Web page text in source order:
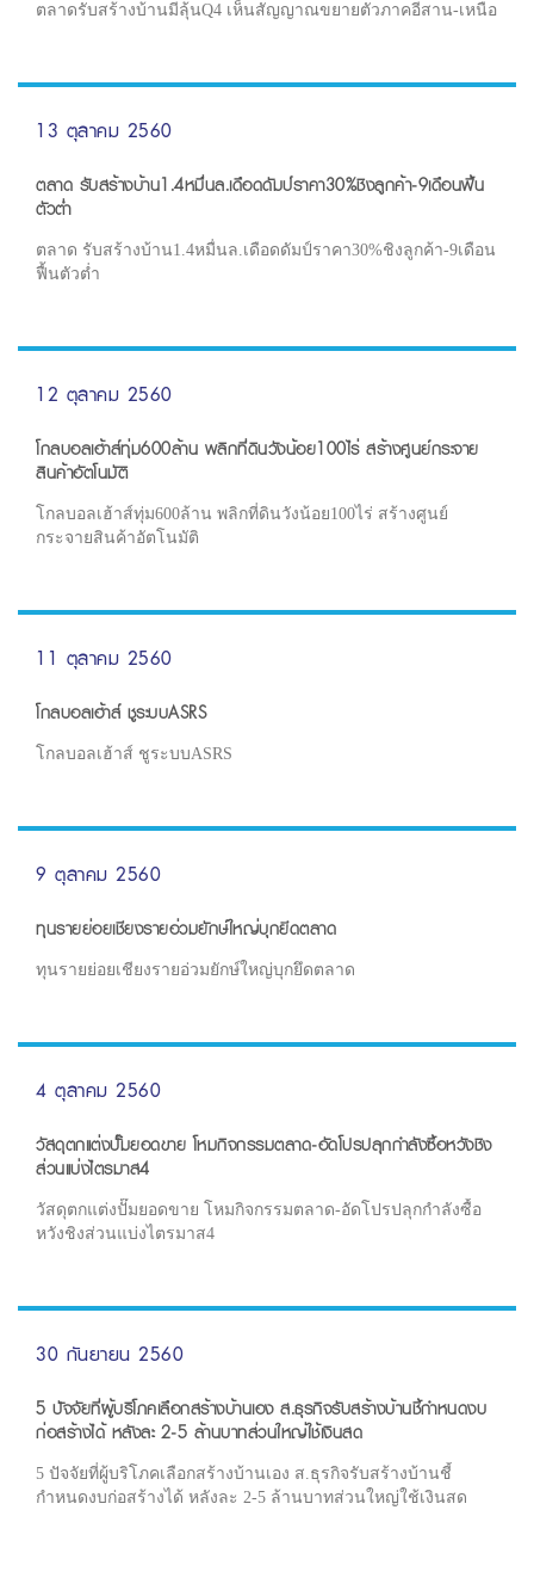
ตลาดรับสร้างบ้านมีลุ้นQ4 เห็นสัญญาณขยายตัวภาคอีสาน-เหนือ
13 ตุลาคม 2560
ตลาด รับสร้างบ้าน1.4หมื่นล.เดือดดัมป์ราคา30%ชิงลูกค้า-9เดือนฟื้น
ตัวต่ำ
ตลาด รับสร้างบ้าน1.4หมื่นล.เดือดดัมป์ราคา30%ชิงลูกค้า-9เดือน
ฟื้นตัวต่ำ
12 ตุลาคม 2560
โกลบอลเฮ้าส์ทุ่ม600ล้าน พลิกที่ดินวังน้อย100ไร่ สร้างศูนย์กระจาย
สินค้าอัตโนมัติ
โกลบอลเฮ้าส์ทุ่ม600ล้าน พลิกที่ดินวังน้อย100ไร่ สร้างศูนย์
กระจายสินค้าอัตโนมัติ
11 ตุลาคม 2560
โกลบอลเฮ้าส์ ชูระบบASRS
โกลบอลเฮ้าส์ ชูระบบASRS
9 ตุลาคม 2560
ทุนรายย่อยเชียงรายอ่วมยักษ์ใหญ่บุกยึดตลาด
ทุนรายย่อยเชียงรายอ่วมยักษ์ใหญ่บุกยึดตลาด
4 ตุลาคม 2560
วัสดุตกแต่งปั๊มยอดขาย โหมกิจกรรมตลาด-อัดโปรปลุกกำลังซื้อหวังชิง
ส่วนแบ่งไตรมาส4
วัสดุตกแต่งปั๊มยอดขาย โหมกิจกรรมตลาด-อัดโปรปลุกกำลังซื้อ
หวังชิงส่วนแบ่งไตรมาส4
30 กันยายน 2560
5 ปัจจัยที่ผู้บริโภคเลือกสร้างบ้านเอง ส.ธุรกิจรับสร้างบ้านชี้กำหนดงบ
ก่อสร้างได้ หลังละ 2-5 ล้านบาทส่วนใหญ่ใช้เงินสด
5 ปัจจัยที่ผู้บริโภคเลือกสร้างบ้านเอง ส.ธุรกิจรับสร้างบ้านชี้
กำหนดงบก่อสร้างได้ หลังละ 2-5 ล้านบาทส่วนใหญ่ใช้เงินสด